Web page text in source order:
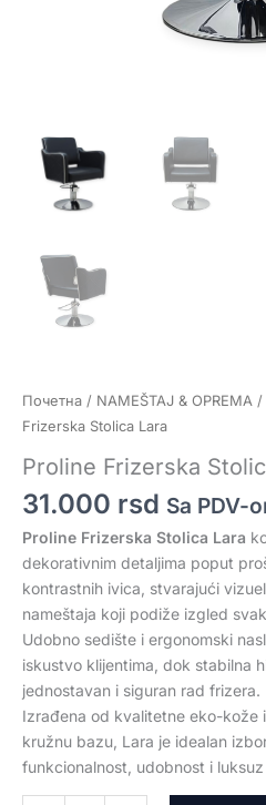
Почетна / NAMEŠTAJ & OPREMA /
Frizerska Stolica Lara
Proline Frizerska
31.000 rsd Sa PDV-
Proline Frizerska Stolica Lara
dekorativnim detaljima poput
kontrastnih ivica, stvarajući
nameštaja koji podiže izgled
Udobno sedište i ergonomski
iskustvo klijentima, dok stabilna
jednostavan i siguran rad frizera.
Izrađena od kvalitetne eko-kože
kružnu bazu, Lara je idealan
funkcionalnost, udobnost i